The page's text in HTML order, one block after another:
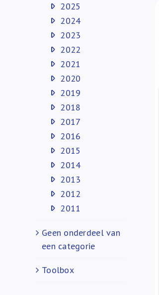
2025
2024
2023
2022
2021
2020
2019
2018
2017
2016
2015
2014
2013
2012
2011
Geen onderdeel van
een categorie
Toolbox